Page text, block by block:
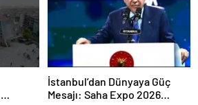
İstanbul’dan Dünyaya Güç
Mesajı: Saha Expo 2026